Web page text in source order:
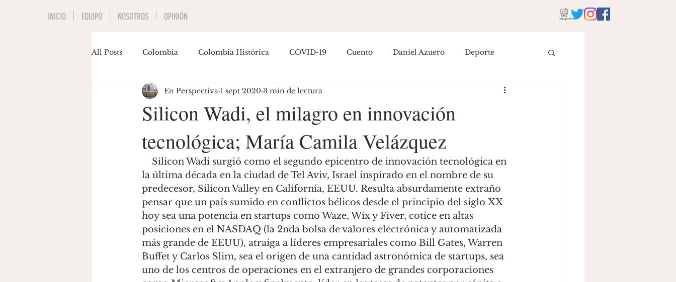
All Posts Colombia Colombia Histórica COVID-19 Cuento Daniel Azuero Deporte
Economía Educación Empoderamiento Entretenimiento Literatura
Gastón Siegmund Maria José Hernández
Silicon Wadi, el milagro en innovación
tecnológica; María Camila Velázquez
En Perspectiva 1 sept 2020 3 min de lectura
la última década en la ciudad de Tel Aviv, Israel inspirado en el nombre de su
predecesor, Silicon Valley en California, EEUU. Resulta absurdamente extraño
pensar que un país sumido en conflictos bélicos desde el principio del siglo XX
hoy sea una potencia en startups como Waze, Wix y Fiver, cotice en altas
posiciones en el NASDAQ (la 2nda bolsa de valores electrónica y automatizada
más grande de EEUU), atraiga a líderes empresariales como Bill Gates, Warren
Buffet y Carlos Slim, sea el origen de una cantidad astronómica de startups, sea
uno de los centros de operaciones en el extranjero de grandes corporaciones
INICIO EQUIPO NOSOTROS OPINIÓN